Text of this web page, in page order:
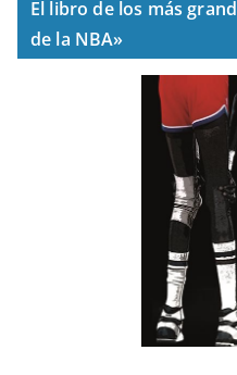
El libro de los más
de la NBA»